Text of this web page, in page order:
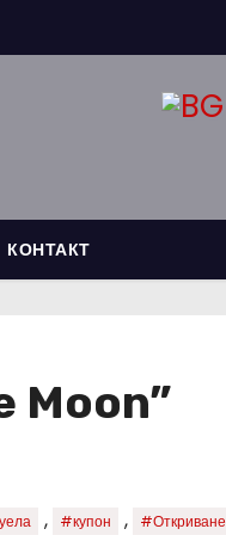
КОНТАКТ
Moon”
, #купон , #Откриване